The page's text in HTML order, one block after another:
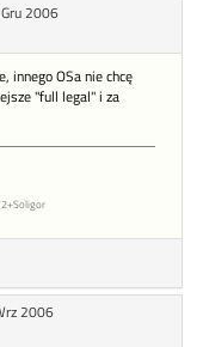
Gru 2006
innego OSa nie chcę
"full legal" i za
2006